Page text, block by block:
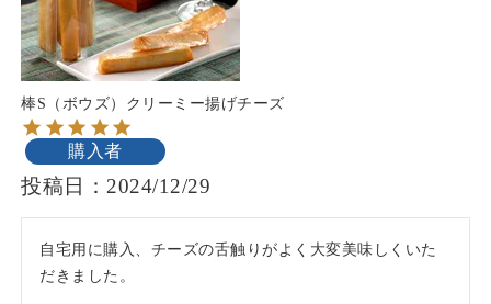
棒S（ボウズ）クリーミー揚げチーズ
購入者
投稿日 2024/12/29
自宅用に購入、チーズの舌触りがよく大変美味しくいた
だきました。